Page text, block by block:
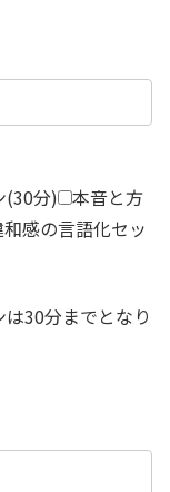
(30分) 本音と方
感の言語化セッ
30分までとなり